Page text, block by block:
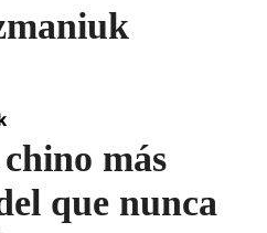
más
que nunca